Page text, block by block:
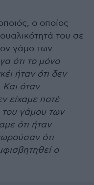
ο οποίος
του σε
γάμο των
ότι το μόνο
ήταν ότι δεν
Και όταν
είχαμε ποτέ
γάμου των
ότι ήταν
ότι
ο